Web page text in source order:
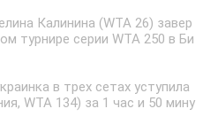
Калинина (WTA 26) завер
турнире серии WTA 250 в Би
в трех сетах уступила
WTA 134) за 1 час и 50 мину